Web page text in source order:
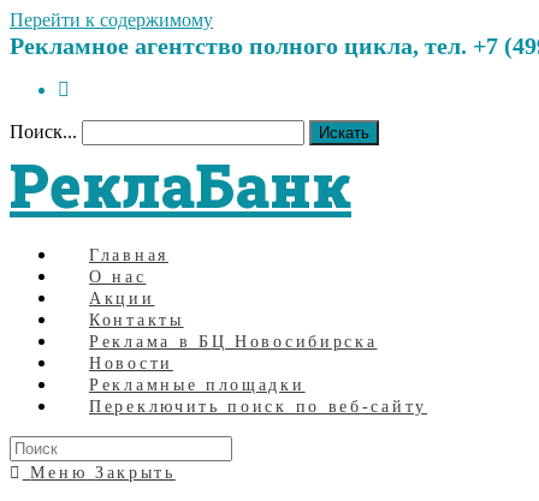
Перейти к содержимому
Рекламное агентство полного цикла, тел. +7
Поиск... Искать
РеклаБанк
Главная
О нас
Акции
Контакты
Реклама в БЦ Новосибирска
Новости
Рекламные площадки
Переключить поиск по веб-сайту
Меню Закрыть